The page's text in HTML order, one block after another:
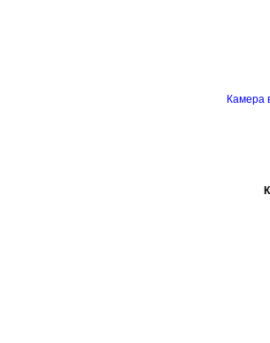
Камера